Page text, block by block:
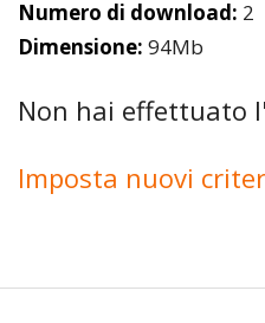
Numero di download: 2
Dimensione: 94Mb
Non hai effettuato
Imposta nuovi